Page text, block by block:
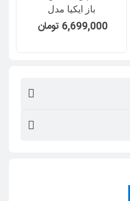
باز ایکیا مدل
ASKHOLMEN
6,699,000 تومان